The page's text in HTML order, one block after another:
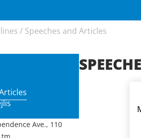
/ Speeches and Articles
Ave., 110